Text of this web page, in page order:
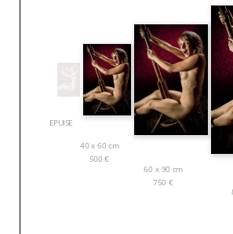
EPUISE
40 x 60 cm
500€
60 x 90 cm
750 €